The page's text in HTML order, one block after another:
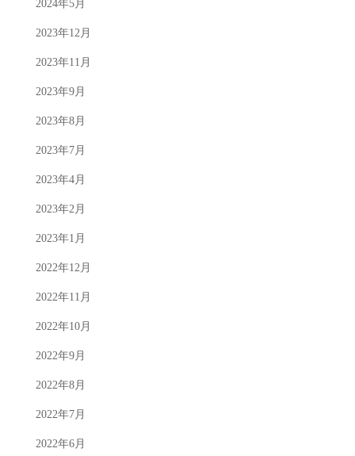
2024年5月
2023年12月
2023年11月
2023年9月
2023年8月
2023年7月
2023年4月
2023年2月
2023年1月
2022年12月
2022年11月
2022年10月
2022年9月
2022年8月
2022年7月
2022年6月